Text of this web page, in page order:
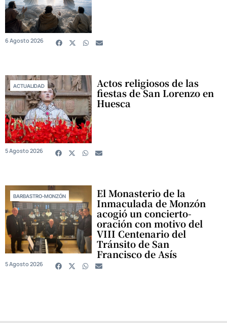
6 Agosto 2026
ACTUALIDAD Actos religiosos de las
fiestas de San Lorenzo en
Huesca
5 Agosto 2026
BARBASTRO-MONZÓN El Monasterio de la
Inmaculada de Monzón
acogió un concierto-
oración con motivo del
VIII Centenario del
Tránsito de San
Francisco de Asís
5 Agosto 2026